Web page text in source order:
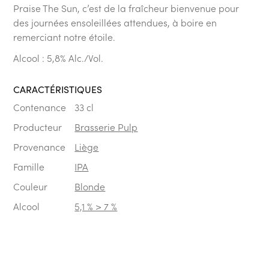
Praise The Sun, c’est de la fraîcheur bienvenue pour
des journées ensoleillées attendues, à boire en
remerciant notre étoile.
Alcool : 5,8% Alc./Vol.
CARACTÉRISTIQUES
Contenance
33 cl
Producteur
Brasserie Pulp
Provenance
Liège
Famille
IPA
Couleur
Blonde
Alcool
5,1 % > 7 %